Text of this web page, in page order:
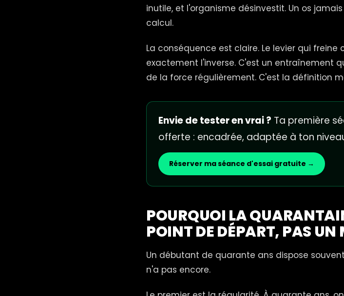
inutile, et l'organisme désinvestit. Un os
calcul.
La conséquence est claire. Le levier qui freine
exactement l'inverse. C'est un entraînement
de la force régulièrement. C'est la définition
Envie de tester en vrai ? Ta première
offerte : encadrée, adaptée à ton
Réserver ma séance d'essai gratuite →
POURQUOI LA
POINT DE DÉPART, PAS
Un débutant de quarante ans dispose
n'a pas encore.